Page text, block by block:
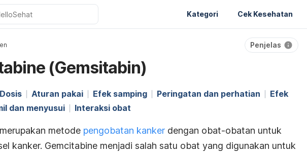
Kategori Cek Kesehatan
Penjelas
(Gemsitabin)
Dosis Aturan pakai Efek samping Peringatan dan perhatian
Efek
dan menyusui
Interaksi obat
metode pengobatan kanker dengan obat-obatan untuk
kanker. Gemcitabine menjadi salah satu obat yang digunakan untuk